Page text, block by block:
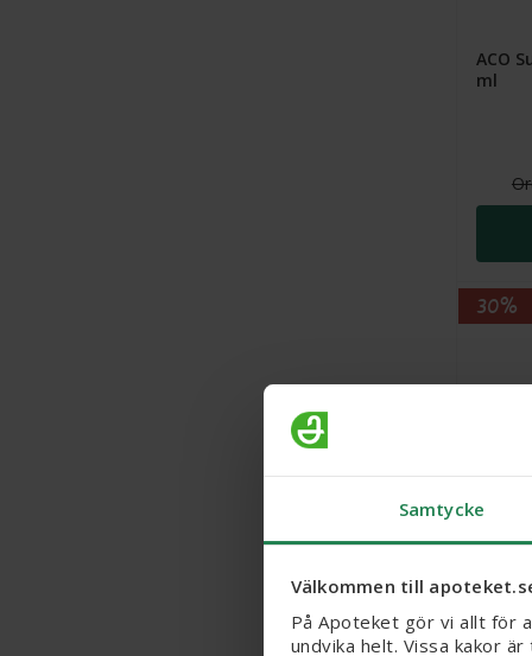
Samtycke
Välkommen till
På Apoteket gör vi allt för
undvika helt. Vissa kakor
ACO
ml
50, 8 g
30%